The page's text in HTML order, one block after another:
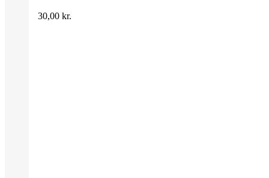
30,00 kr.